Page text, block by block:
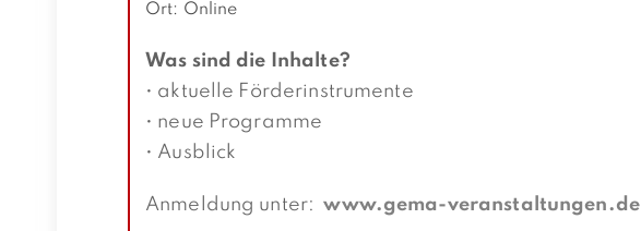
Ort: Online
Was sind die Inhalte?
• aktuelle Förderinstrumente
• neue Programme
• Ausblick
Anmeldung unter:www.gema-veranstaltungen.de